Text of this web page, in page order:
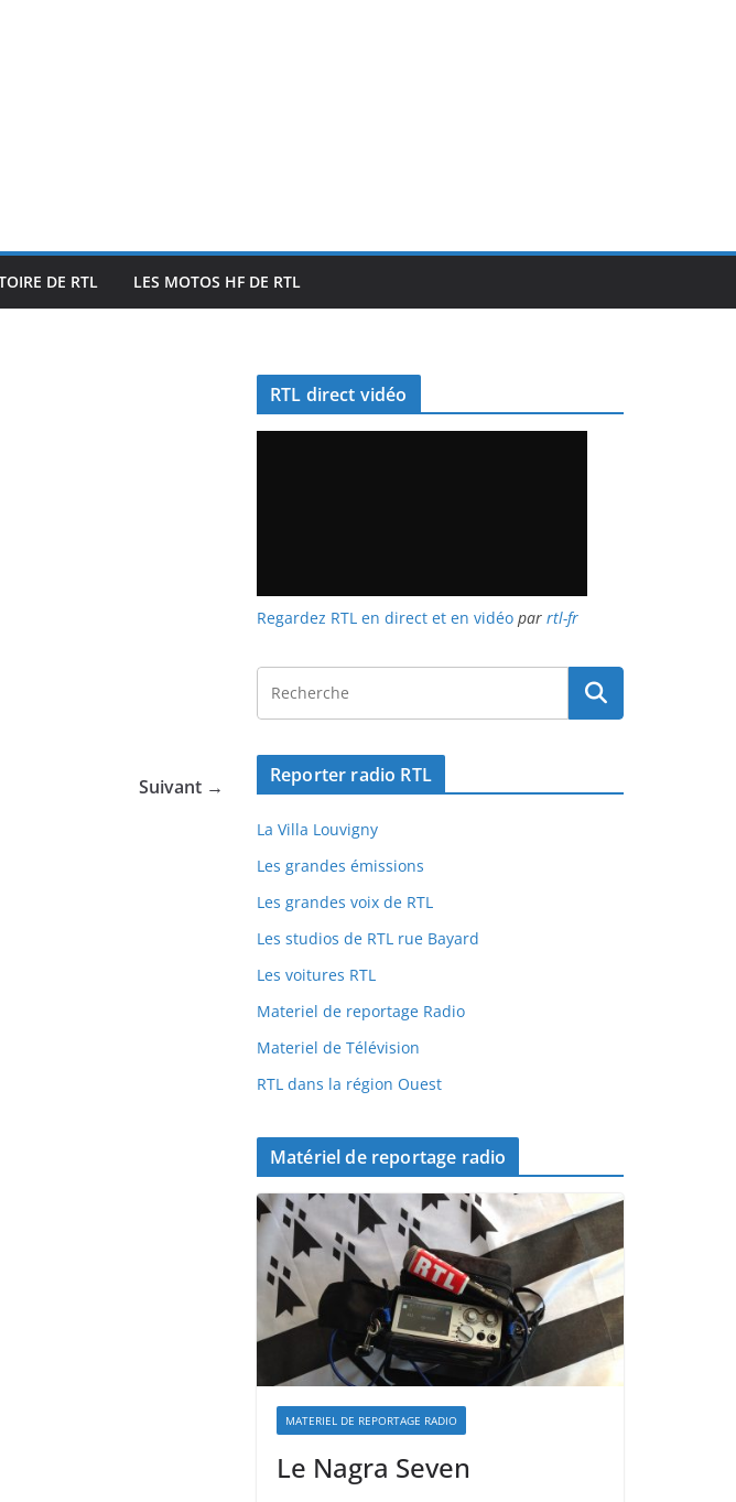
DE RTL LES MOTOS HF DE RTL
Suivant →
RTL direct vidéo
Regardez RTL en direct et en vidéo par rtl-fr
Reporter radio RTL
La Villa Louvigny
Les grandes émissions
Les grandes voix de RTL
Les studios de RTL rue Bayard
Les voitures RTL
Materiel de reportage Radio
Materiel de Télévision
RTL dans la région Ouest
Matériel de reportage radio
MATERIEL DE REPORTAGE RADIO
Le Nagra Seven